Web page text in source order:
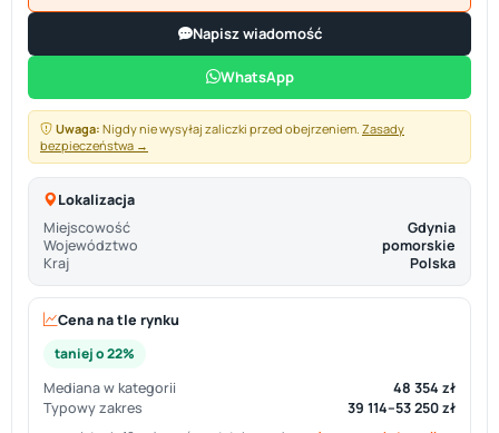
Napisz wiadomość
WhatsApp
Uwaga: Nigdy nie wysyłaj zaliczki przed obejrzeniem. Zasady
bezpieczeństwa →
Lokalizacja
Miejscowość
Gdynia
Województwo
pomorskie
Kraj
Polska
Cena na tle rynku
taniej o 22%
Mediana w kategorii
48 354 zł
Typowy zakres
39 114–53 250 zł